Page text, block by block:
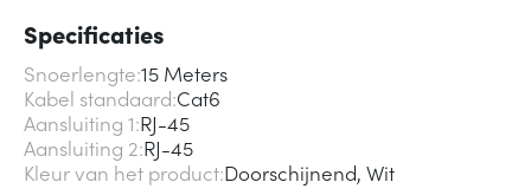
Specificaties
Snoerlengte 15 Meters
Kabel standaard Cat6
Aansluiting 1 RJ-45
Aansluiting 2 RJ-45
Kleur van het product Doorschijnend, Wit